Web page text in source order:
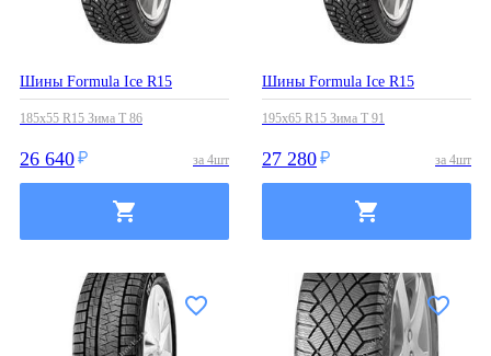
Шины Formula Ice R15
185x55 R15 Зима T 86
26 640 за 4шт
Шины Formula Ice R15
195x65 R15 Зима T 91
27 280 за 4шт